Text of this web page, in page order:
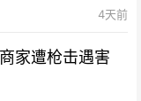
4天前
家遭枪击遇害